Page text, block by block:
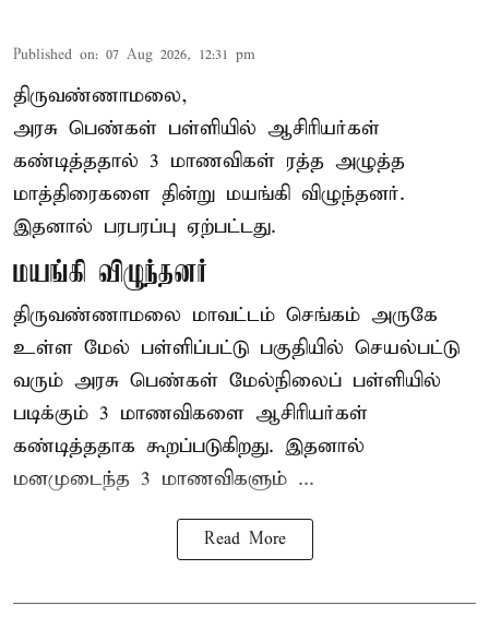
Published on: 07 Aug 2026, 12:31 pm
திருவண்ணாமலை,
அரசு பெண்கள் பள்ளியில் ஆசிரியர்கள்
கண்டித்ததால் 3 மாணவிகள் ரத்த அழுத்த
மாத்திரைகளை தின்று மயங்கி விழுந்தனர்.
இதனால் பரபரப்பு ஏற்பட்டது.
மயங்கி விழுந்தனர்
திருவண்ணாமலை மாவட்டம் செங்கம் அருகே
உள்ள மேல் பள்ளிப்பட்டு பகுதியில் செயல்பட்டு
வரும் அரசு பெண்கள் மேல்நிலைப் பள்ளியில்
படிக்கும் 3 மாணவிகளை ஆசிரியர்கள்
கண்டித்ததாக கூறப்படுகிறது. இதனால்
மனமுடைந்த 3 மாணவிகளும் ...
Read More